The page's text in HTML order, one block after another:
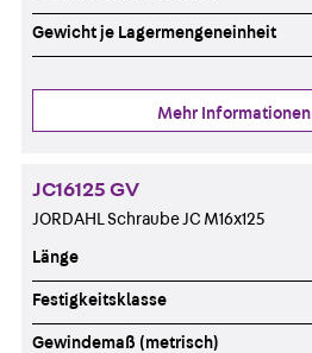
Gewicht je Lagermengeneinheit
Mehr Informationen
JC16125 GV
JORDAHL Schraube JC M16x125
Länge
Festigkeitsklasse
Gewindemaß (metrisch)